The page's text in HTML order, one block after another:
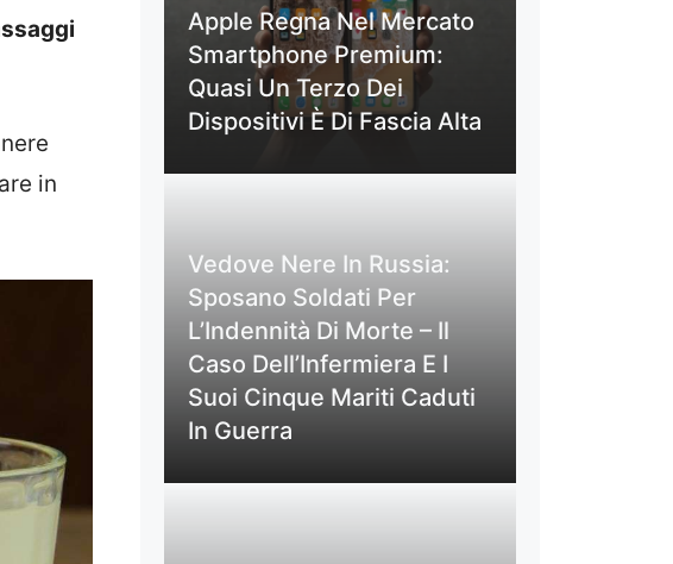
in
Apple Regna Nel Mercato
Smartphone Premium:
Quasi Un Terzo Dei
Dispositivi È Di Fascia Alta
Vedove Nere In Russia:
Sposano Soldati Per
L’Indennità Di Morte – Il
Caso Dell’Infermiera E I
Suoi Cinque Mariti Caduti
In Guerra